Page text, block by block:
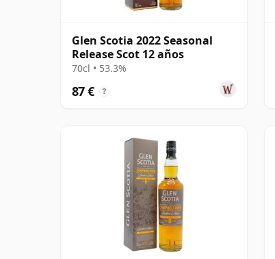
Glen Scotia 2022 Seasonal
Release Scot 12 años
70cl • 53.3%
87 € ?